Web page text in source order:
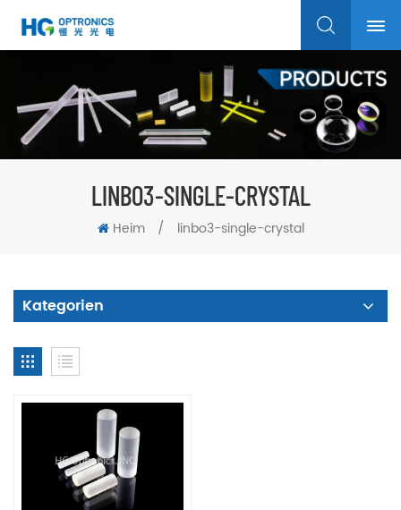
LINBO3-SINGLE-CRYSTAL
Heim / linbo3-single-crystal
Kategorien